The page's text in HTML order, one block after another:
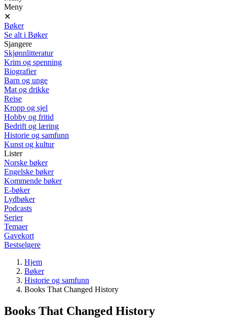
Meny
✕
Bøker
Se alt i Bøker
Sjangere
Skjønnlitteratur
Krim og spenning
Biografier
Barn og unge
Mat og drikke
Reise
Kropp og sjel
Hobby og fritid
Bedrift og læring
Historie og samfunn
Kunst og kultur
Lister
Norske bøker
Engelske bøker
Kommende bøker
E-bøker
Lydbøker
Podcasts
Serier
Temaer
Gavekort
Bestselgere
Hjem
Bøker
Historie og samfunn
Books That Changed History
Books That Changed History